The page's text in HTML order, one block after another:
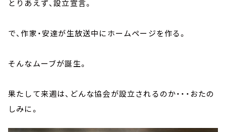
とりあえず、設立宣言。
で、作家・安達が生放送中にホームページを作る。
そんなムーブが誕生。
果たして来週は、どんな協会が設立されるのか・・・おたの
しみに。